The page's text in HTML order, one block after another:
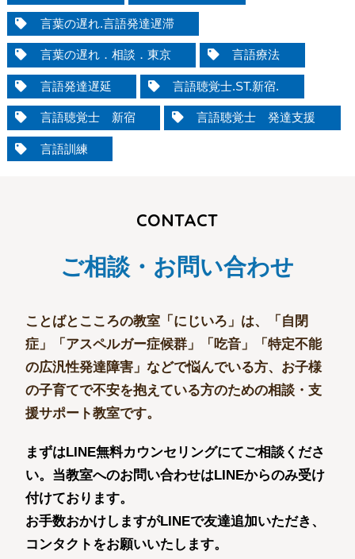
言葉の遅れ.言語発達遅滞
言葉の遅れ．相談．東京 言語療法
言語発達遅延 言語聴覚士.ST.新宿.
言語聴覚士 新宿 言語聴覚士 発達支援
言語訓練
CONTACT
ご相談・お問い合わせ
ことばとこころの教室「にじいろ」は、
「自閉
症」「アスペルガー症候群」「吃音」「特定不能
の広汎性発達障害」などで悩んでいる方、 お子様
の子育てで不安を抱えている方のための相談・支
援サポート教室です。
まずはLINE無料カウンセリングにてご相談くださ
い。 当教室へのお問い合わせはLINEからのみ受け
付けております。
お手数おかけしますがLINEで友達追加いただき、
コンタクトをお願いいたします。